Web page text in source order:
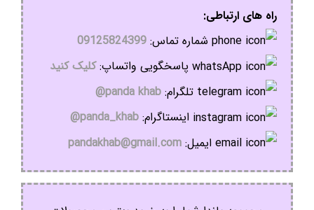
راه های ارتباطی:
شماره تماس: 09125824399
پاسخگویی واتساپ:کلیک کنید
تلگرام: panda khab@
اینستاگرام: panda_khab@
ایمیل: pandakhab@gmail.com